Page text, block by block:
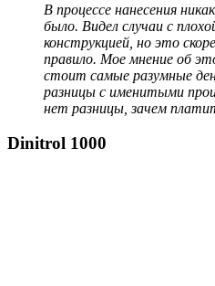
В процессе нанесения
было. Видел случаи с
конструкцией, но это
правило. Мое мнение об
стоит самые разумные
разницы с именитыми
нет разницы, зачем
Dinitrol 1000